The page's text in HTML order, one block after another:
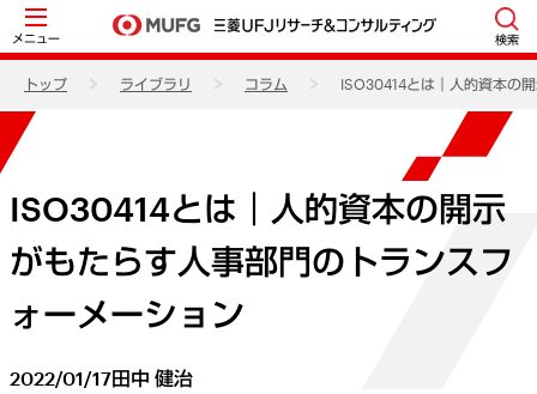
メニュー 検索
トップ ライブラリ コラム ISO30414とは｜人的資本の
ISO30414とは｜人的資本の開示
がもたらす人事部門のトランスフ
ォーメーション
2022/01/17田中 健治